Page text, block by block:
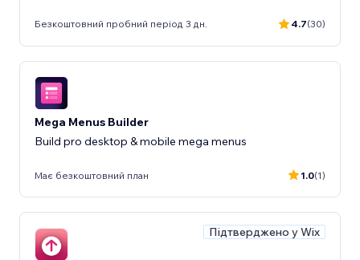
Безкоштовний пробний період 3 дн. 4.7(30)
Mega Menus Builder
Build pro desktop & mobile mega menus
Має безкоштовний план 1.0(1)
Підтверджено у Wix